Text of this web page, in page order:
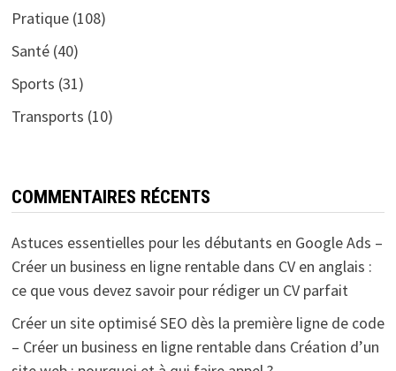
Pratique(108)
Santé(40)
Sports (31)
Transports (10)
COMMENTAIRES RÉCENTS
Astuces essentielles pour les débutants en Google Ads –
Créer un business en ligne rentabledans CV en anglais :
ce que vous devez savoir pour rédiger un CV parfait
Créer un site optimisé SEO dès la première ligne de code
– Créer un business en ligne rentabledans Création d’un